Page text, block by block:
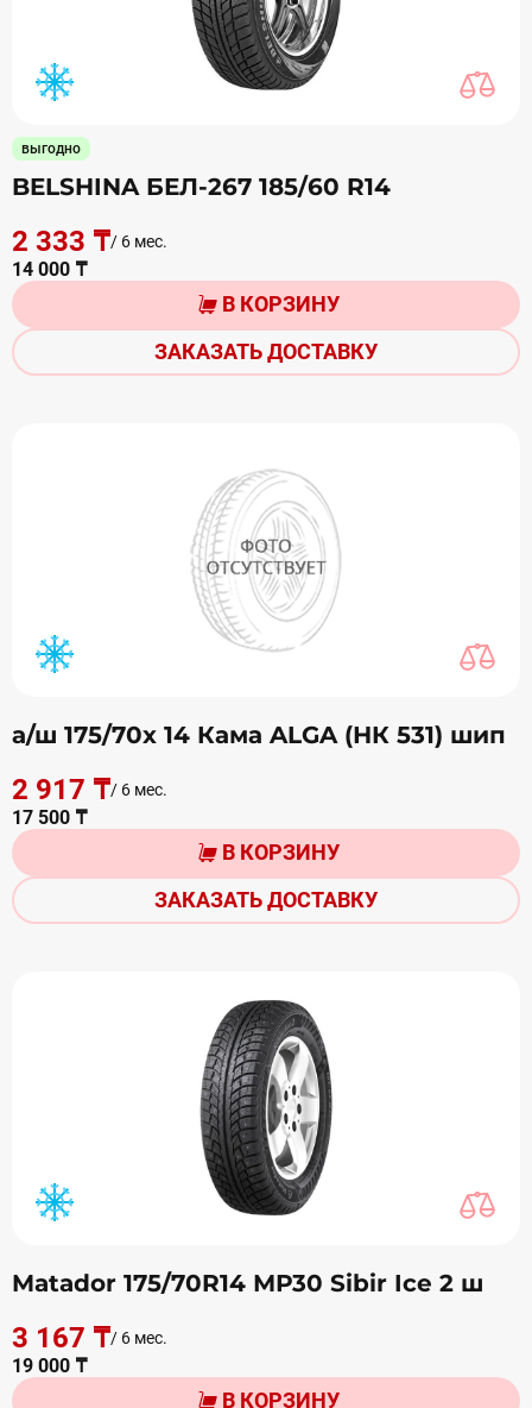
выгодно
BELSHINA БЕЛ-267 185/60 R14
2 333 ₸/ 6 мес.
14 000 ₸
В КОРЗИНУ
ЗАКАЗАТЬ ДОСТАВКУ
а/ш 175/70х 14 Кама ALGA (НК 531) шип
2 917 ₸/ 6 мес.
17 500 ₸
В КОРЗИНУ
ЗАКАЗАТЬ ДОСТАВКУ
Matador 175/70R14 МР30 Sibir Ice 2 ш
3 167 ₸/ 6 мес.
19 000 ₸
В КОРЗИНУ